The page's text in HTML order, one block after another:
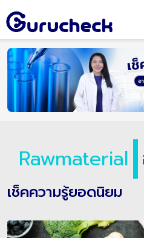
Rawmaterial
เช็คความรู้ยอดนิยม